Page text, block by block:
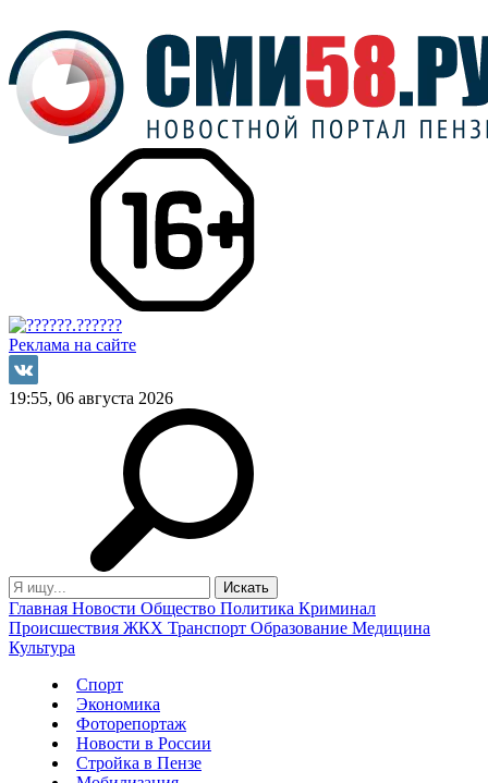
Реклама на сайте
19:55, 06 августа 2026
Главная Новости Общество Политика Криминал
Происшествия ЖКХ Транспорт Образование Медицина
Культура
Спорт
Экономика
Фоторепортаж
Новости в России
Стройка в Пензе